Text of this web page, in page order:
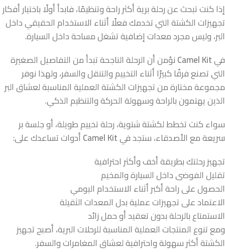
إذا كنت تبحث عن رحلة برية أكثر راحة وتنظيمًا، فابدأ أولًا باختيار أفكار
تجهيزات الكشتة التي تخدمك فعلًا أثناء الاستخدام الحقيقي داخل
البر، وليس مجرد معدات إضافية تشغل مساحة داخل السيارة.
فيCamel Kitنؤمن أن الرحلة الناجحة تبدأ من التفاصيل الصغيرة
التي تصنع فرقًا كبيرًا أثناء التخييم والتنقل والسفر، ولهذا نوفر
مجموعة مختارة من تجهيزات الكشتة العملية المناسبة لعشاق البر
الذين يهتمون بالراحة وسهولة الحركة والتنظيم الذكي.
سواء كنت تخطط لكشتة شتوية، رحلة تخييم طويلة، أو جلسة بر
سريعة مع الأصدقاء، ستجد فيCamel Kitأدوات تساعدك على:
تجهيز رحلتك بطريقة أخف وأكثر احترافية
تقليل الفوضى داخل السيارة والمخيم
الحصول على راحة أكبر أثناء الاستخدام اليومي
الاعتماد على تجهيزات عملية بدل المعدات الثقيلة
الاستمتاع بالرحلة بدون تعقيد أو حمل زائد
ومع تنوع المنتجات العملية المناسبة للرحلات البرية، أصبح تجهيز
الكشتة أكثر سهولة واحترافية لعشاق المغامرات والسفر.